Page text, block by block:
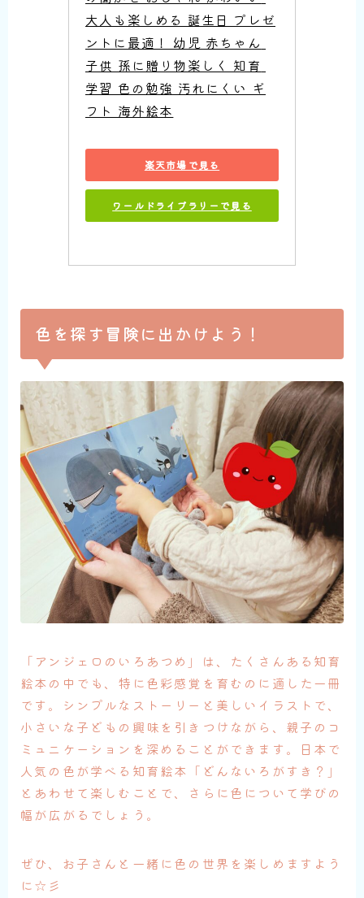
大人も楽しめる 誕生日 プレゼ
ントに最適！ 幼児 赤ちゃん
子供 孫に贈り物楽しく 知育
学習 色の勉強 汚れにくい ギ
フト 海外絵本
楽天市場で見る
ワールドライブラリーで見る
色を探す冒険に出かけよう！
「アンジェロのいろあつめ」は、たくさんある知育
絵本の中でも、特に色彩感覚を育むのに適した一冊
です。シンプルなストーリーと美しいイラストで、
小さいな子どもの興味を引きつけながら、親子のコ
ミュニケーションを深めることができます。日本で
人気の色が学べる知育絵本「どんないろがすき？」
とあわせて楽しむことで、さらに色について学びの
幅が広がるでしょう。
ぜひ、お子さんと一緒に色の世界を楽しめますよう
に☆彡